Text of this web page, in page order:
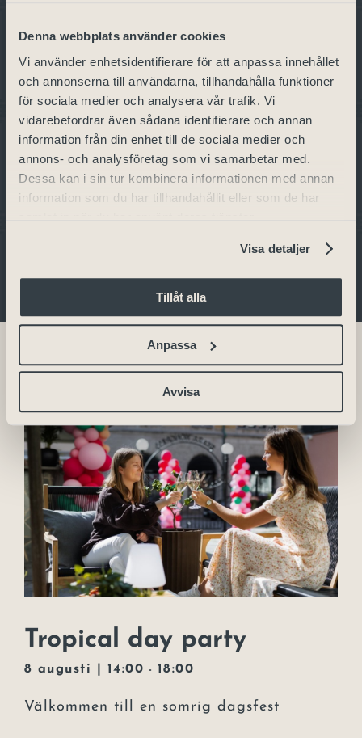
Denna webbplats använder cookies
Vi använder enhetsidentifierare för att anpassa innehållet
och annonserna till användarna, tillhandahålla funktioner
för sociala medier och analysera vår trafik. Vi
vidarebefordrar även sådana identifierare och annan
information från din enhet till de sociala medier och
annons- och analysföretag som vi samarbetar med.
Dessa kan i sin tur kombinera informationen med annan
information som du har tillhandahållit eller som de har
Visa detaljer
Tillåt alla
Anpassa
Avvisa
Tropical day party
8 augusti | 14:00 - 18:00
Välkommen till en somrig dagsfest